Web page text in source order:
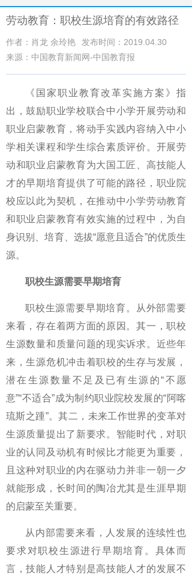
劳动教育：职校生源培育的有效路径
作者：肖龙 余玲艳
发布时间：2019.04.30
来源：中国教育新闻网-中国教育报
《国家职业教育改革实施方案》指
出，鼓励职业学校联合中小学开展劳动和
职业启蒙教育，将动手实践内容纳入中小
学相关课程和学生综合素质评价。开展劳
动和职业启蒙教育为大国工匠、高技能人
才的早期培育提供了可能的路径，职业院
校应以此为契机，在推动中小学劳动教育
和职业启蒙教育有效实施的过程中，为自
身识别、培育、选拔“愿意且适合”的优质生
源。
职校生源需要早期培育
职校生源需要早期培育。从外部需要
来看，存在着两方面的原因。其一，职校
生源数量和质量问题的现实诉求。近些年
来，生源危机冲击着职校的生存与发展，
潜在生源数量不足及已有生源的“不愿
意”“不适合”成为制约职业院校发展的“阿喀
琉斯之踵”。其二，未来工作世界的变革对
生源质量提出了新要求。智能时代，对职
业的认同及动机有时候比才能更为重要，
且这种对职业的内在驱动力并非一朝一夕
就能形成，长时间的陶冶尤其是生涯早期
的启蒙至关重要。
从内部需要来看，人发展的连续性也
要求对职校生源进行早期培育。具体而
言，技能人才特别是高技能人才的发展不